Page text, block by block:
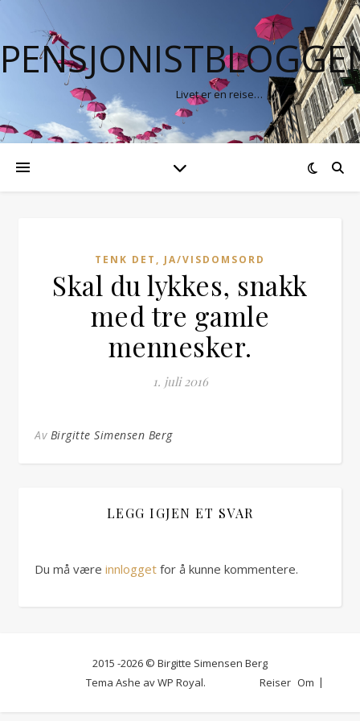
Livet er en reise…
TENK DET, JA/VISDOMSORD
Skal du lykkes, snakk
med tre gamle
mennesker.
1. juli 2016
Av Birgitte Simensen Berg
LEGG IGJEN ET SVAR
Du må være innlogget for å kunne kommentere.
2015 -2026 © Birgitte Simensen Berg
Reiser Om
Tema Ashe avWP Royal.